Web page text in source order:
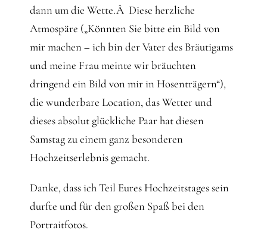
dann um die Wette.Â Diese herzliche
Atmospäre („Könnten Sie bitte ein Bild von
mir machen – ich bin der Vater des Bräutigams
und meine Frau meinte wir bräuchten
dringend ein Bild von mir in Hosenträgern“),
die wunderbare Location, das Wetter und
dieses absolut glückliche Paar hat diesen
Samstag zu einem ganz besonderen
Hochzeitserlebnis gemacht.
Danke, dass ich Teil Eures Hochzeitstages sein
durfte und für den großen Spaß bei den
Portraitfotos.